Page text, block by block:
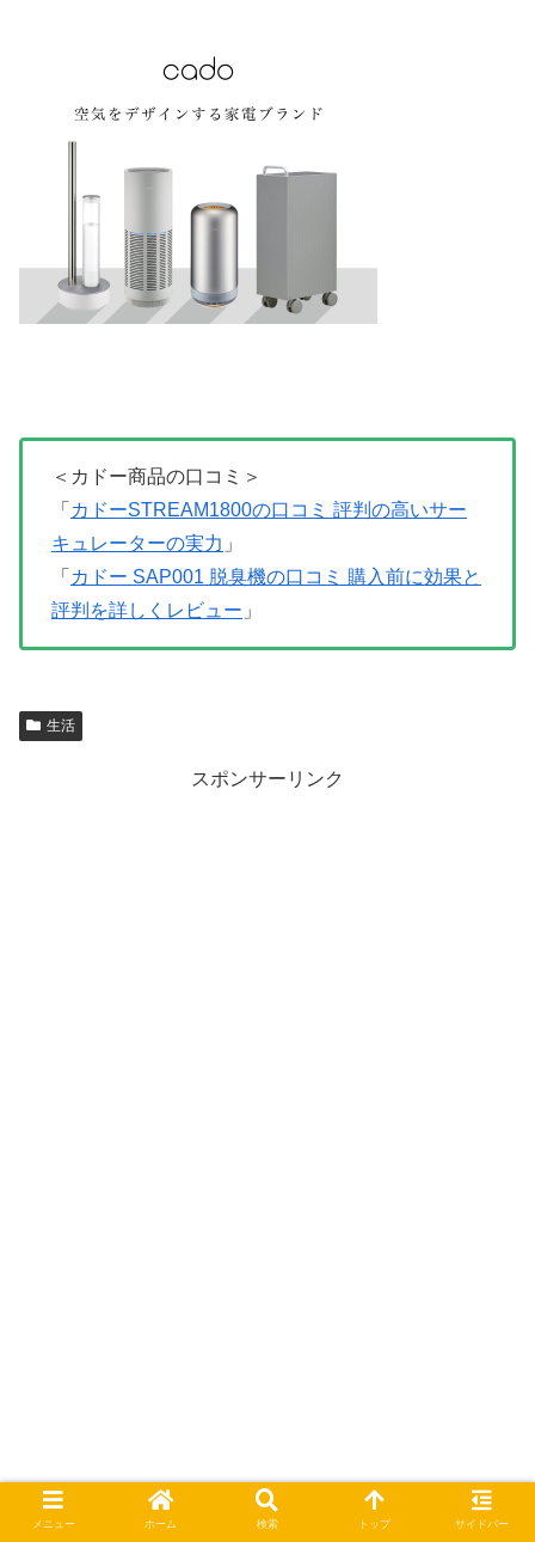
＜カドー商品の口コミ＞
「 カドーSTREAM1800の口コミ 評判の高いサー
キュレーターの実力 」
「 カドー SAP001 脱臭機の口コミ 購入前に効果と
評判を詳しくレビュー 」
生活
スポンサーリンク
メニュー ホーム 検索 トップ サイドバー